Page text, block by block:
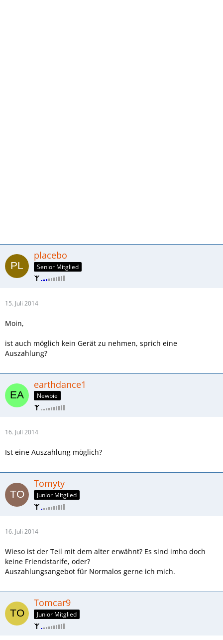
placebo
Senior Mitglied
15. Juli 2014
Moin,
ist auch möglich kein Gerät zu nehmen, sprich eine
Auszahlung?
earthdance1
Newbie
16. Juli 2014
Ist eine Auszahlung möglich?
Tomyty
Junior Mitglied
16. Juli 2014
Wieso ist der Teil mit dem alter erwähnt? Es sind imho doch
keine Friendstarife, oder?
Auszahlungsangebot für Normalos gerne ich mich.
Tomcar9
Junior Mitglied